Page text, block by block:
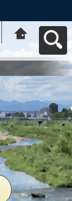
動応援ｻｲﾄ はち
コミねっとへ戻